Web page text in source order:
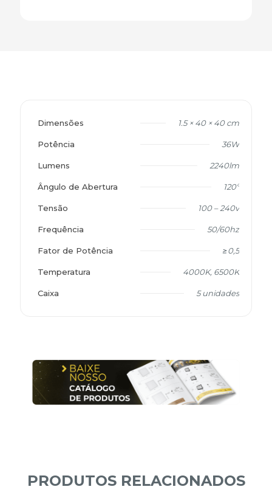
Dimensões 1.5 × 40 × 40 cm
Potência 36W
Lumens 2240lm
Ângulo de Abertura 120º
Tensão 100 – 240v
Frequência 50/60hz
Fator de Potência ≥0,5
Temperatura 4000K, 6500K
Caixa 5 unidades
PRODUTOS RELACIONADOS